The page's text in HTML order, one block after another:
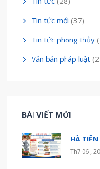
Tin tức mới (37)
Tin tức phong thủy
Văn bản pháp luật
BÀI VIẾT MỚI
HÀ
Th7 06 ,